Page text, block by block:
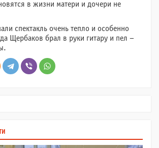
в жизни матери и дочери не
спектакль очень тепло и особенно
Щербаков брал в руки гитару и пел –